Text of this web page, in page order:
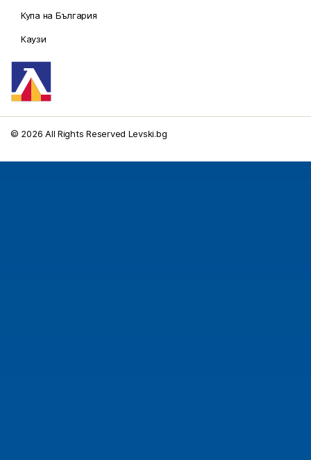
Купа на България
Каузи
© 2026 All Rights Reserved Levski.bg